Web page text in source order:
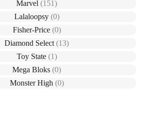
Marvel(151)
Lalaloopsy (0)
Fisher-Price (0)
Diamond Select(13)
Toy State (1)
Mega Bloks(0)
Monster High (0)